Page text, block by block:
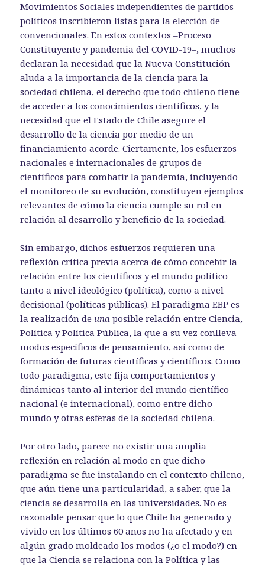
Movimientos Sociales independientes de partidos
políticos inscribieron listas para la elección de
convencionales. En estos contextos –Proceso
Constituyente y pandemia del COVID-19–, muchos
declaran la necesidad que la Nueva Constitución
aluda a la importancia de la ciencia para la
sociedad chilena, el derecho que todo chileno tiene
de acceder a los conocimientos científicos, y la
necesidad que el Estado de Chile asegure el
desarrollo de la ciencia por medio de un
financiamiento acorde. Ciertamente, los esfuerzos
nacionales e internacionales de grupos de
científicos para combatir la pandemia, incluyendo
el monitoreo de su evolución, constituyen ejemplos
relevantes de cómo la ciencia cumple su rol en
relación al desarrollo y beneficio de la sociedad.
Sin embargo, dichos esfuerzos requieren una
reflexión crítica previa acerca de cómo concebir la
relación entre los científicos y el mundo político
tanto a nivel ideológico (política), como a nivel
decisional (políticas públicas). El paradigma EBP es
la realización de una posible relación entre Ciencia,
Política y Política Pública, la que a su vez conlleva
modos específicos de pensamiento, así como de
formación de futuras científicas y científicos. Como
todo paradigma, este fija comportamientos y
dinámicas tanto al interior del mundo científico
nacional (e internacional), como entre dicho
mundo y otras esferas de la sociedad chilena.
Por otro lado, parece no existir una amplia
reflexión en relación al modo en que dicho
paradigma se fue instalando en el contexto chileno,
que aún tiene una particularidad, a saber, que la
ciencia se desarrolla en las universidades. No es
razonable pensar que lo que Chile ha generado y
vivido en los últimos 60 años no ha afectado y en
algún grado moldeado los modos (¿o el modo?) en
que la Ciencia se relaciona con la Política y las